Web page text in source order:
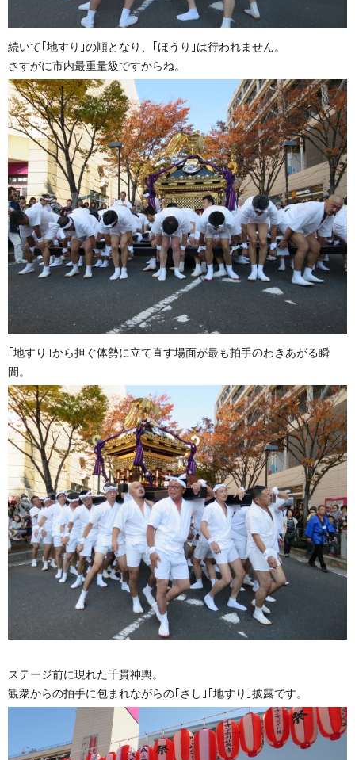
続いて｢地すり｣の順となり、｢ほうり｣は行われません。
さすがに市内最重量級ですからね。
｢地すり｣から担ぐ体勢に立て直す場面が最も拍手のわきあがる瞬
間。
ステージ前に現れた千貫神輿。
観衆からの拍手に包まれながらの｢さし｣｢地すり｣披露です。